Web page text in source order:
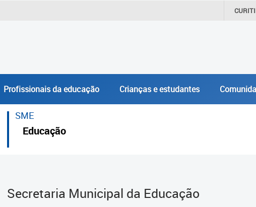
Profissionais da educação Crianças e estudantes
SME
Educação
Secretaria Municipal da Educação